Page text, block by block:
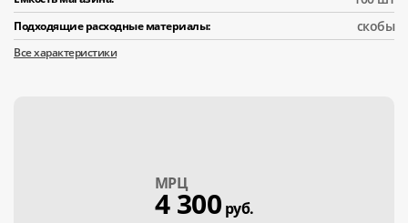
Подходящие расходные материалы: скобы
Все характеристики
МPЦ
4 300 руб.